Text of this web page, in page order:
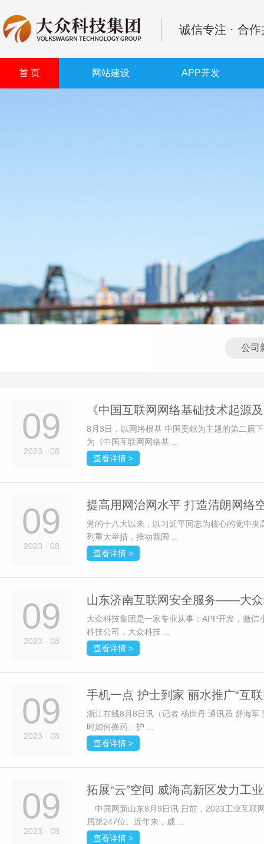
诚信专注 · 合
首 页 网站建设 APP开发
公司
09
2023 - 08
《中国互联网网络基础技术起源
8月3日，以网络根基 中国贡献为主题的第二届
为《中国互联网网络基 ...
查看详情 >
09
2023 - 08
提高用网治网水平 打造清朗网络
党的十八大以来，以习近平同志为核心的党中
列重大举措，推动我国 ...
查看详情 >
09
2023 - 08
山东济南互联网安全服务——大
大众科技集团是一家专业从事：APP开发，微
科技公司，大众科技 ...
查看详情 >
09
2023 - 08
手机一点 护士到家 丽水推广“互
浙江在线8月8日讯（记者 杨世丹 通讯员 舒海
时如何换药、护 ...
查看详情 >
09
2023 - 08
拓展“云”空间 威海高新区发力工
中国网新山东8月9日讯 日前，2023工业互联
居第247位。近年来，威 ...
查看详情 >